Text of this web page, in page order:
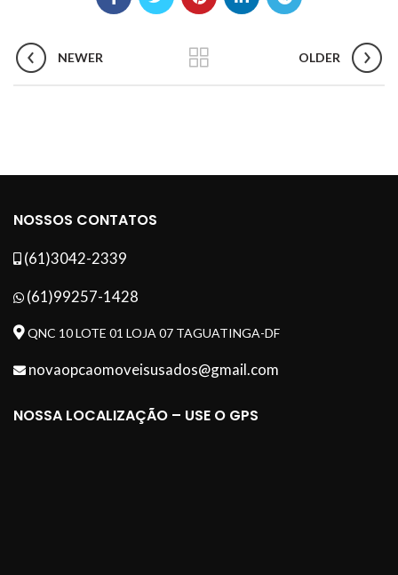
NEWER OLDER
NOSSOS CONTATOS
(61)3042-2339
(61)99257-1428
QNC 10 LOTE 01 LOJA 07 TAGUATINGA-DF
novaopcaomoveisusados@gmail.com
NOSSA LOCALIZAÇÃO – USE O GPS